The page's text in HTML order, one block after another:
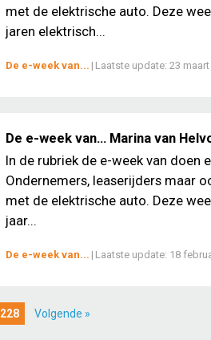
met de elektrische auto. Deze
jaren elektrisch...
De e-week van... | Laatste update: 23
De e-week van… Marina van
In de rubriek de e-week van doen
Ondernemers, leaserijders maar
met de elektrische auto. Deze
jaar...
De e-week van... | Laatste update: 18
228 Volgende »